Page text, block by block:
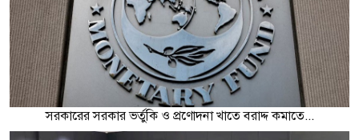
সরকারের সরকার ভর্তুকি ও প্রণোদনা খাতে বরাদ্দ কমাতে...